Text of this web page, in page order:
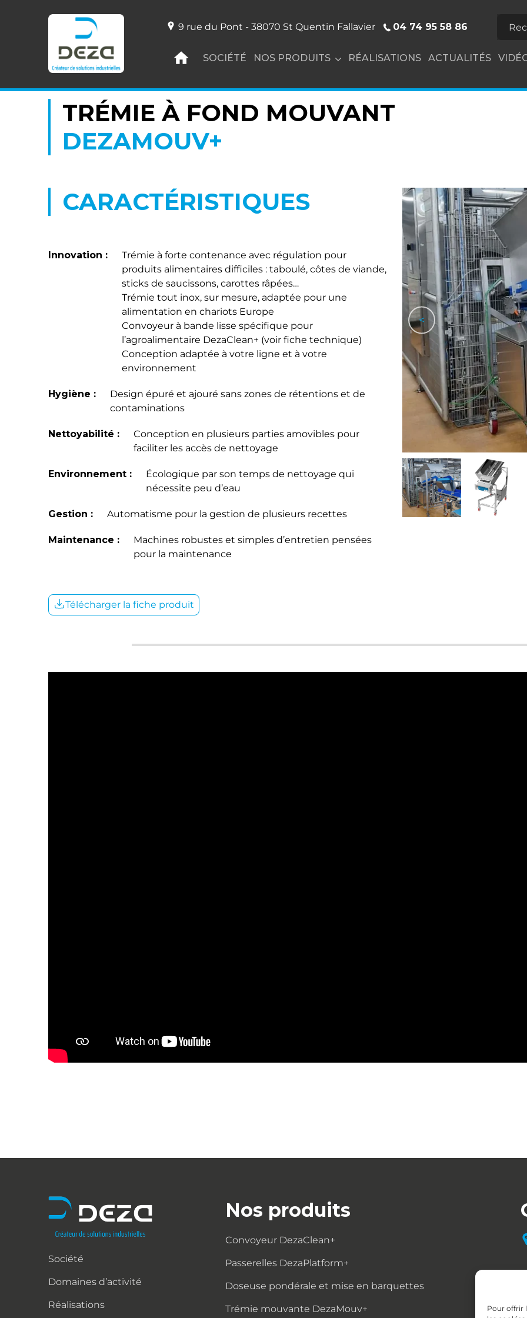
Pour offrir
9 rue du Pont - 38070 St Quentin Fallavier 04 74 95 58 86
SOCIÉTÉ NOS PRODUITS RÉALISATIONS ACTUALITÉS
TRÉMIE À FOND MOUVANT
DEZAMOUV+
CARACTÉRISTIQUES
Innovation :
Trémie à forte contenance avec régulation pour
produits alimentaires difficiles : taboulé, côtes de viande,
sticks de saucissons, carottes râpées…
Trémie tout inox, sur mesure, adaptée pour une
alimentation en chariots Europe
Convoyeur à bande lisse spécifique pour
l’agroalimentaire DezaClean+ (voir fiche technique)
Conception adaptée à votre ligne et à votre
environnement
Hygiène :
Design épuré et ajouré sans zones de rétentions et de
contaminations
Nettoyabilité :
Conception en plusieurs parties amovibles pour
faciliter les accès de nettoyage
Environnement :
Écologique par son temps de nettoyage qui
nécessite peu d’eau
Gestion : Automatisme pour la gestion de plusieurs recettes
Maintenance :
Machines robustes et simples d’entretien pensées
pour la maintenance
Télécharger la fiche produit
<
Société
Domaines d’activité
Réalisations
Nos produits
Convoyeur DezaClean+
Passerelles DezaPlatform+
Doseuse pondérale et mise en barquettes
Trémie mouvante DezaMouv+